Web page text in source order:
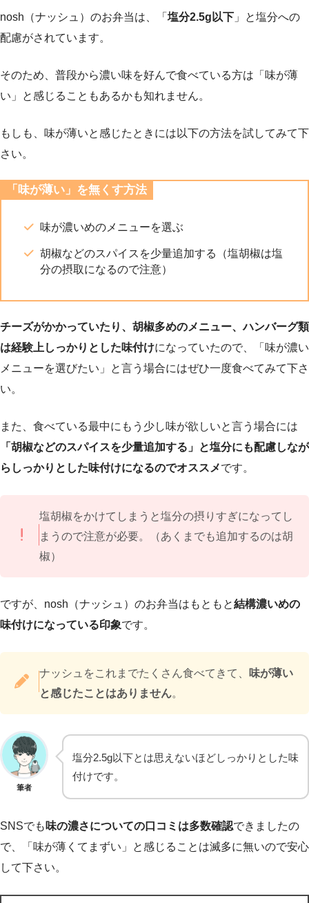
nosh（ナッシュ）のお弁当は、「 塩分2.5g以下 」と塩分への
配慮がされています。
そのため、普段から濃い味を好んで食べている方は「味が薄
い」と感じることもあるかも知れません。
もしも、味が薄いと感じたときには以下の方法を試してみて下
さい。
「味が薄い」を無くす方法
味が濃いめのメニューを選ぶ
胡椒などのスパイスを少量追加する（塩胡椒は塩
分の摂取になるので注意）
チーズがかかっていたり、胡椒多めのメニュー、ハンバーグ類
は経験上しっかりとした味付けになっていたので、「味が濃い
メニューを選びたい」と言う場合にはぜひ一度食べてみて下さ
い。
また、食べている最中にもう少し味が欲しいと言う場合には
「胡椒などのスパイスを少量追加する」と塩分にも配慮しなが
らしっかりとした味付けになるのでオススメです。
塩胡椒をかけてしまうと塩分の摂りすぎになってし
まうので注意が必要。（あくまでも追加するのは胡
椒）
ですが、nosh（ナッシュ）のお弁当はもともと結構濃いめの
味付けになっている印象です。
ナッシュをこれまでたくさん食べてきて、
味が薄い
と感じたことはありません。
筆者
塩分2.5g以下とは思えないほどしっかりとした味
付けです。
SNSでも 味の濃さについての口コミは多数確認できましたの
で、「味が薄くてまずい」と感じることは滅多に無いので安心
して下さい。